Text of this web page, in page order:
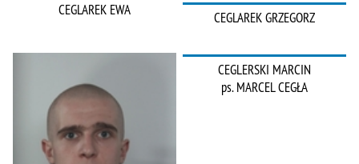
CEGLAREK EWA CEGLAREK GRZEGORZ
CEGLERSKI MARCIN
ps. MARCEL CEGŁA